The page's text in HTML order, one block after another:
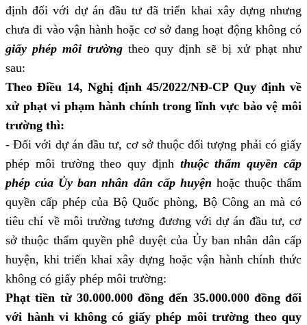
định đối với dự án đầu tư đã triển khai xây dựng nhưng
chưa đi vào vận hành hoặc cơ sở đang hoạt động không có
giấy phép môi trường theo quy định sẽ bị xử phạt như
sau:
Theo Điều 14, Nghị định 45/2022/NĐ-CP Quy định về
xử phạt vi phạm hành chính trong lĩnh vực bảo vệ môi
trường thì:
- Đối với dự án đầu tư, cơ sở thuộc đối tượng phải có giấy
phép môi trường theo quy định thuộc thẩm quyền cấp
phép của Ủy ban nhân dân cấp huyện hoặc thuộc thẩm
quyền cấp phép của Bộ Quốc phòng, Bộ Công an mà có
tiêu chí về môi trường tương đương với dự án đầu tư, cơ
sở thuộc thẩm quyền phê duyệt của Ủy ban nhân dân cấp
huyện, khi triển khai xây dựng hoặc vận hành chính thức
không có giấy phép môi trường:
Phạt tiền từ 30.000.000 đồng đến 35.000.000 đồng đối
với hành vi không có giấy phép môi trường theo quy